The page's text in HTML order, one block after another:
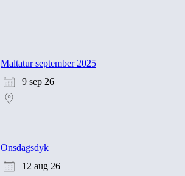
Maltatur september 2025
9 sep 26
Onsdagsdyk
12 aug 26